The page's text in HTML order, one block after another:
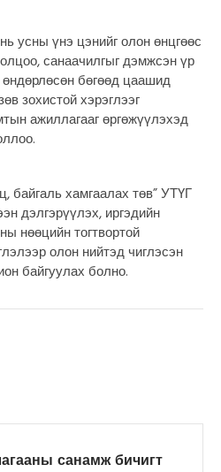
усны үнэ цэнийг олон өнцгөөс
санаачилгыг дэмжсэн үр
бөгөөд цаашид
зохистой хэрэглээг
ажиллагааг өргөжүүлэхэд
байгаль хамгаалах төв” УТҮГ
дэлгэрүүлэх, иргэдийн
нөөцийн тогтвортой
олон нийтэд чиглэсэн
байгуулах болно.
санамж бичигт